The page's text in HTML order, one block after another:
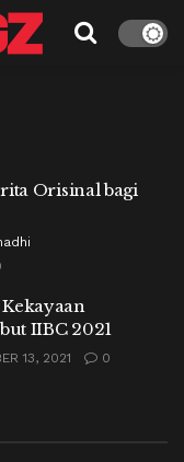
Orisinal bagi
IIBC 2021
13, 2021 0